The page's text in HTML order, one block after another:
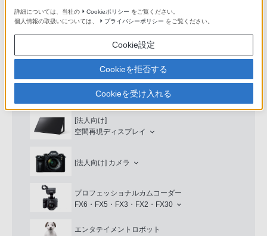
以下の製品・サービスは専用窓口がございます。対象の
アイコンをクリックしてリンク先の窓口よりお問い合わ
業務用ディスプレイ・テレビ
[法人向け]ブラビア
[法人向け]
空間再現ディスプレイ
[法人向け] カメラ
プロフェッショナルカムコーダー
FX6・FX5・FX3・FX2・FX30
エンタテイメントロボット
詳細については、当社の Cookieポリシー をご覧ください。
個人情報の取扱いについては、
プライバシーポリシー をご覧ください。
Cookie設定
Cookieを拒否する
Cookieを受け入れる